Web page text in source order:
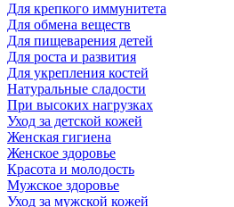
Для крепкого иммунитета
Для обмена веществ
Для пищеварения детей
Для роста и развития
Для укрепления костей
Натуральные сладости
При высоких нагрузках
Уход за детской кожей
Женская гигиена
Женское здоровье
Красота и молодость
Мужское здоровье
Уход за мужской кожей